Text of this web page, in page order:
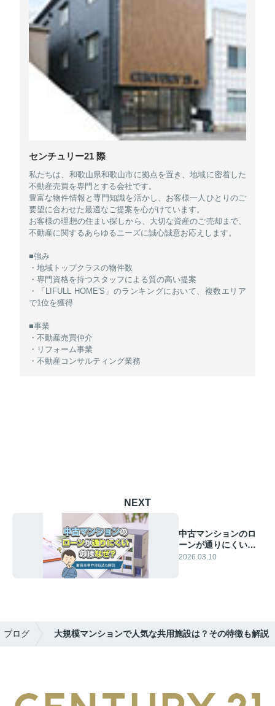
センチュリー21 際
私たちは、和歌山県和歌山市に拠点を置き、地域に密着した
不動産売買を専門とする会社です。
豊富な物件情報と専門知識を活かし、お客様一人ひとりのご
要望に合わせた最適なご提案を心がけています。
お客様の理想の住まい探しから、大切な資産のご売却まで、
不動産に関するあらゆるニーズに誠心誠意お応えします。
■強み
・地域トップクラスの物件数
・専門資格を持つスタッフによる質の高い提案
・「LIFULL HOME'S」のランキングにおいて、複数エリア
で1位を獲得
■事業
・不動産売買仲介
・リフォーム事業
・不動産コンサルティング業務
NEXT
中古マンションのロ
ーンが通りにくいの
はなぜ？耐震基準や
2026.03.10
ブログ 大規模マンションで人気な共用施設は？その特徴も解説